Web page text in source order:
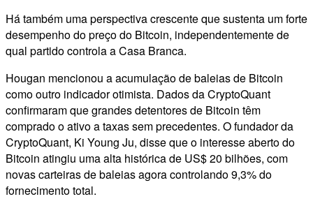
Há também uma perspectiva crescente que sustenta um forte
desempenho do preço do Bitcoin, independentemente de
qual partido controla a Casa Branca.
Hougan mencionou a acumulação de baleias de Bitcoin
como outro indicador otimista. Dados da CryptoQuant
confirmaram que grandes detentores de Bitcoin têm
comprado o ativo a taxas sem precedentes. O fundador da
CryptoQuant, Ki Young Ju, disse que o interesse aberto do
Bitcoin atingiu uma alta histórica de US$ 20 bilhões, com
novas carteiras de baleias agora controlando 9,3% do
fornecimento total.